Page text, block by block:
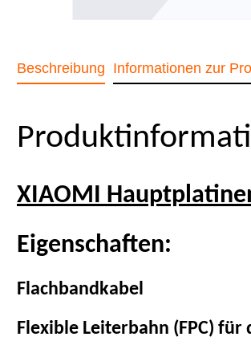
Beschreibung Informationen zur
XIAOMI
Eigenschaften:
Flachbandkabel
Flexible Leiterbahn (FPC)